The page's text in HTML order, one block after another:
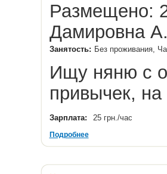
Размещено:
Дамировна
Занятость: Без проживания,
Ищу няню с
привычек,
Зарплата: 25 грн./час
Подробнее